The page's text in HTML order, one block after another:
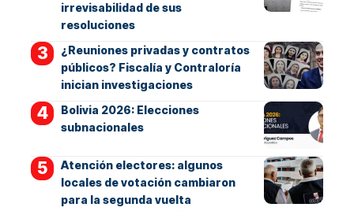
irrevisabilidad de sus
resoluciones
¿Reuniones privadas y contratos
públicos? Fiscalía y Contraloría
inician investigaciones
Bolivia 2026: Elecciones
subnacionales
Atención electores: algunos
locales de votación cambiaron
para la segunda vuelta